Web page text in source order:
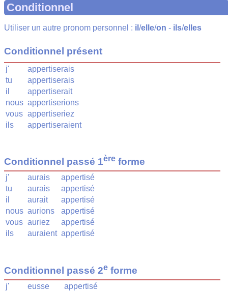
Conditionnel
Utiliser un autre pronom personnel : il /elle/on - ils/elles
Conditionnel présent
j'
appertiserais
tu
appertiserais
il
appertiserait
nous appertiserions
vous appertiseriez
ils
appertiseraient
Conditionnel passé 1ère forme
j' aurais
appertisé
tu
aurais
appertisé
il
aurait
appertisé
nous aurions
appertisé
vous auriez
appertisé
ils
auraient appertisé
Conditionnel passé 2e forme
j' eusse
appertisé